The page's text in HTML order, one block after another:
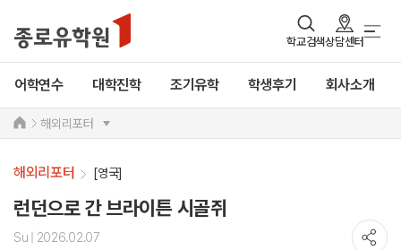
학교검색상담센터
어학연수 대학진학 조기유학 학생후기 회사소개
해외리포터
해외리포터 [영국]
런던으로 간 브라이튼 시골쥐
Su | 2026.02.07